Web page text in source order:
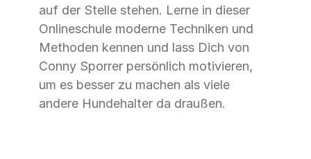
auf der Stelle stehen. Lerne in dieser
Onlineschule moderne Techniken und
Methoden kennen und lass Dich von
Conny Sporrer persönlich motivieren,
um es besser zu machen als viele
andere Hundehalter da draußen.